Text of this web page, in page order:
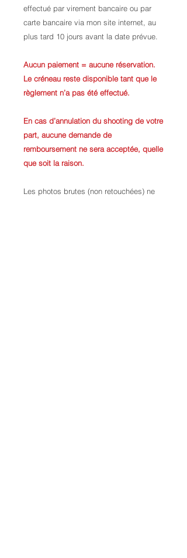
effectué par virement bancaire ou par
carte bancaire via mon site internet, au
plus tard 10 jours avant la date prévue.
Aucun paiement = aucune réservation.
Le créneau reste disponible tant que le
règlement n’a pas été effectué.
En cas d’annulation du shooting de votre
part, aucune demande de
remboursement ne sera acceptée, quelle
que soit la raison.
Les photos brutes (non retouchées) ne